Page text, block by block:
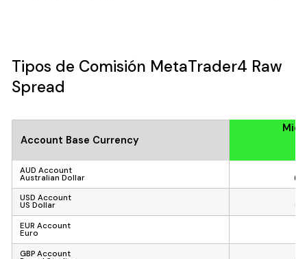
Tipos de Comisión MetaTrader4 Raw
Spread
Account Base Currency
AUD Account
Australian Dollar
USD Account
US Dollar
EUR Account
Euro
GBP Account